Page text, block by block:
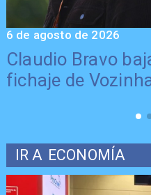
Claudio Bravo
fichaje de
6 de agosto de 2026
IR A ECONOMÍA